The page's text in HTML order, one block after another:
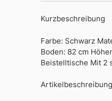
Kurzbeschreibung
Farbe: Schwarz
Boden: 82 cm
Beistelltische Mit 2